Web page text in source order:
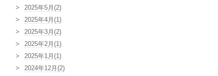
2025年5月(2)
2025年4月(1)
2025年3月(2)
2025年2月(1)
2025年1月(1)
2024年12月(2)